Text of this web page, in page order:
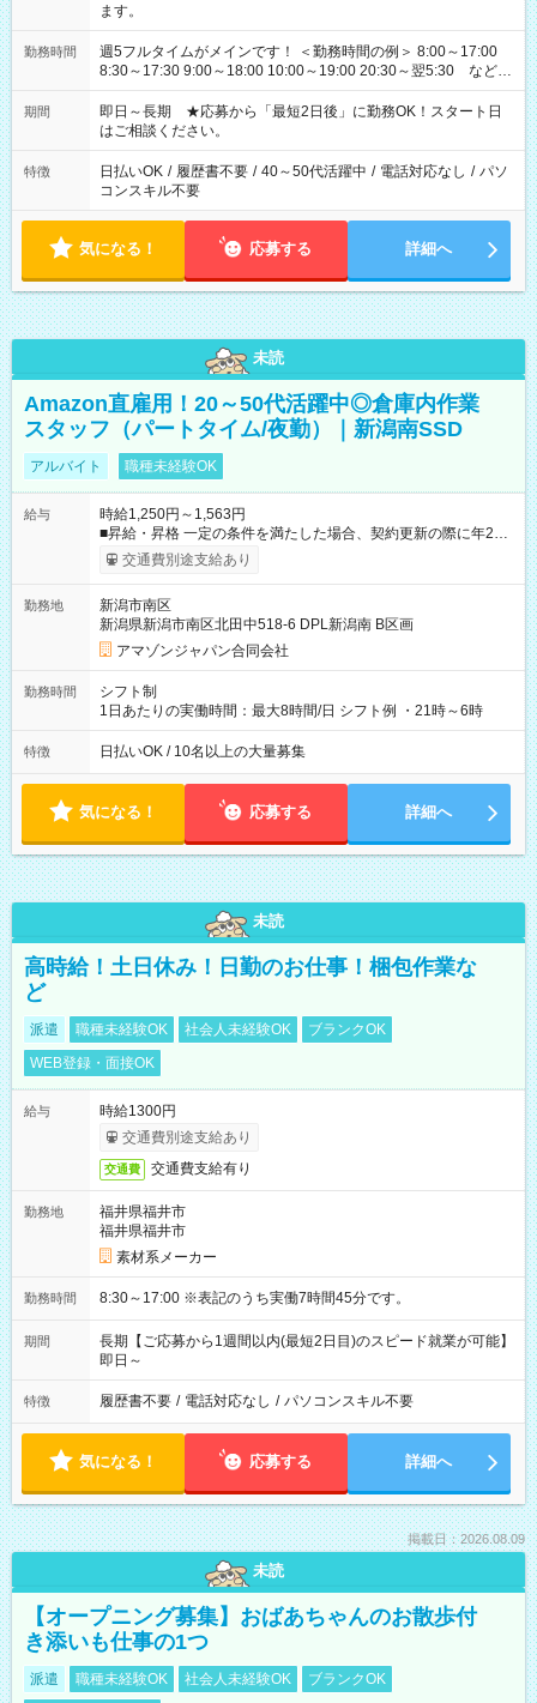
ます。
勤務時間
週5フルタイムがメインです！ ＜勤務時間の例＞ 8:00～17:00
8:30～17:30 9:00～18:00 10:00～19:00 20:30～翌5:30 など ★
その他にも勤務時間多数！ 日勤のみ、残業なし、交替制など
ご希望を教えてください！
期間
即日～長期 ★応募から「最短2日後」に勤務OK！スタート日
はご相談ください。
特徴 日払いOK / 履歴書不要 / 40～50代活躍中 / 電話対応なし / パソ
コンスキル不要
気になる！ 応募する 詳細へ
未読
Amazon直雇用！20～50代活躍中◎倉庫内作業
スタッフ（パートタイム/夜勤）｜新潟南SSD
アルバイト 職種未経験OK
給与
時給1,250円～1,563円
■昇給・昇格 一定の条件を満たした場合、契約更新の際に年2回
まで昇給の機会があります。 ■正社員登用制度あり ※月末締/翌
月25日支払い ※時間外手当、別途支給 ※深夜割増賃金 (22:00～
☆Amazon直雇用で安定して働けます！ 【試用期間】試用期間
あり 試用期間の長さ：1週間 雇用形態、給与は本採用時と同じ
です。
交通費別途支給あり
勤務地
新潟市南区
新潟県新潟市南区北田中518-6 DPL新潟南 B区画
アマゾンジャパン合同会社
勤務時間
シフト制
1日あたりの実働時間：最大8時間/日 シフト例 ・21時～6時
特徴 日払いOK / 10名以上の大量募集
気になる！ 応募する 詳細へ
未読
高時給！土日休み！日勤のお仕事！梱包作業な
ど
派遣 職種未経験OK 社会人未経験OK
ブランクOK
WEB登録・面接OK
給与
時給1300円
交通費別途支給あり
交通費 交通費支給有り
勤務地
福井県福井市
福井県福井市
素材系メーカー
勤務時間 8:30～17:00 ※表記のうち実働7時間45分です。
期間
長期【ご応募から1週間以内(最短2日目)のスピード就業が可能】
即日～
特徴 履歴書不要 / 電話対応なし / パソコンスキル不要
気になる！ 応募する 詳細へ
掲載日：2026.08.09
未読
【オープニング募集】おばあちゃんのお散歩付
き添いも仕事の1つ
派遣 職種未経験OK 社会人未経験OK
ブランクOK